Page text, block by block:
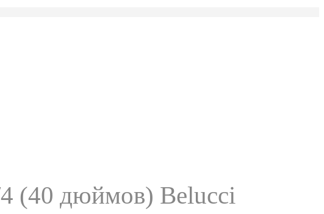
4 (40 дюймов) Belucci